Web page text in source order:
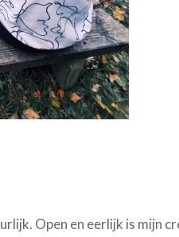
Open en eerlijk is